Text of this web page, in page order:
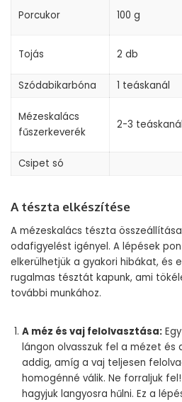
Porcukor 100 g
Tojás 2 db
Szódabikarbóna
1 teáskanál
Mézeskalács
fűszerkeverék
2-3 teáskanál
Csipet só
A tészta elkészítése
A mézeskalács tészta
odafigyelést igényel. A lépések
elkerülhetjük a gyakori hibákat, és
rugalmas tésztát kapunk, ami
további munkához.
A méz és vaj felolvasztása:
lángon olvasszuk fel a mézet és
addig, amíg a vaj teljesen
homogénné válik. Ne forraljuk
hagyjuk langyosra hűlni. Ez a